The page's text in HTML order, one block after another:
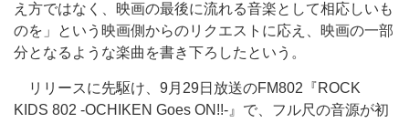
え方ではなく、映画の最後に流れる音楽として相応しいも
のを」という映画側からのリクエストに応え、映画の一部
分となるような楽曲を書き下ろしたという。
リリースに先駆け、9月29日放送のFM802『ROCK
KIDS 802 -OCHIKEN Goes ON!!-』で、フル尺の音源が初